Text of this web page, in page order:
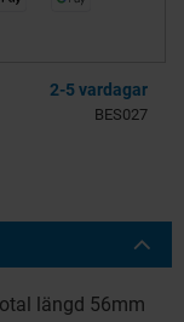
2-5 vardagar
BES027
längd 56mm